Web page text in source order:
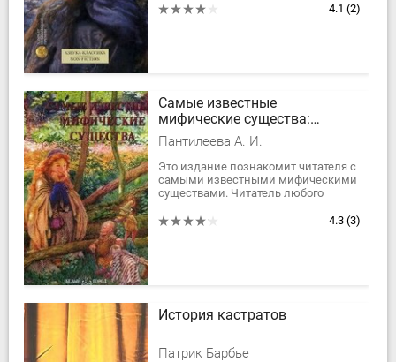
прозы `Кельтские сумерки`
4.1 (2)
Самые известные
мифические существа:
иллюстрированная
энциклопедия
Пантилеева А. И.
Это издание познакомит читателя с
самыми известными мифическими
существами. Читатель любого
интересное для себя, будь то
4.3 (3)
История кастратов
Патрик Барбье